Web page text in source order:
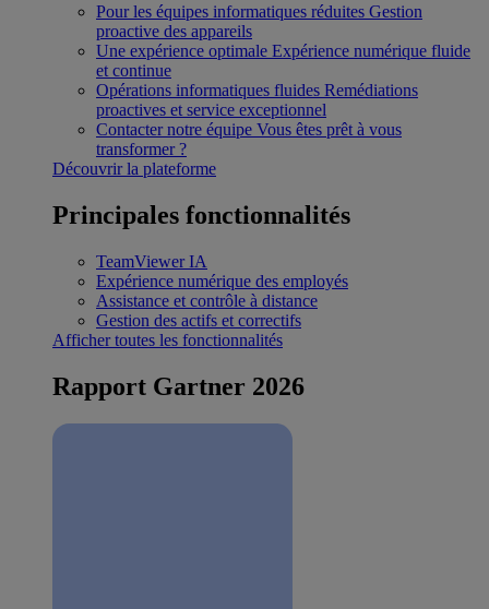
Pour les équipes informatiques réduites Gestion
proactive des appareils
Une expérience optimale Expérience numérique fluide
et continue
Opérations informatiques fluides Remédiations
proactives et service exceptionnel
Contacter notre équipe Vous êtes prêt à vous
transformer ?
Découvrir la plateforme
Principales fonctionnalités
TeamViewer IA
Expérience numérique des employés
Assistance et contrôle à distance
Gestion des actifs et correctifs
Afficher toutes les fonctionnalités
Rapport Gartner 2026